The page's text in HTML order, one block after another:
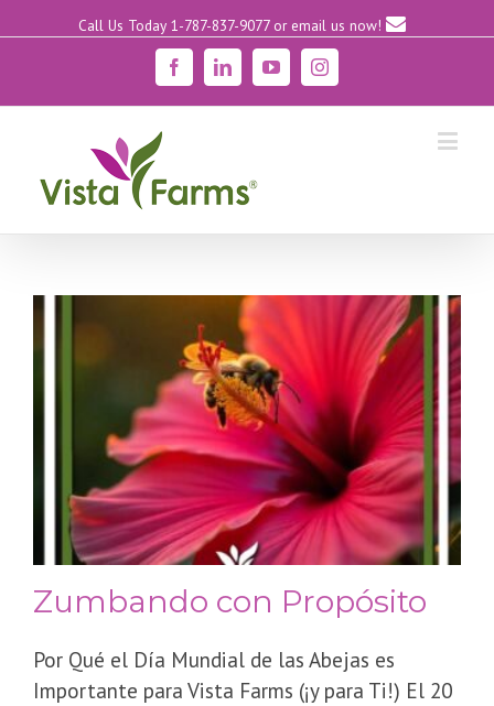
Call Us Today 1-787-837-9077 or email us now!
FacebookLinkedinYouTubeInstagram
Zumbando con Propósito
Por Qué el Día Mundial de las Abejas es
Importante para Vista Farms (¡y para Ti!) El 20